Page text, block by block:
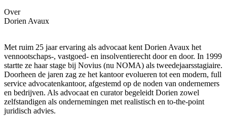
Over
Dorien Avaux
Met ruim 25 jaar ervaring als advocaat kent Dorien Avaux het
vennootschaps-, vastgoed- en insolventierecht door en door. In 1999
startte ze haar stage bij Novius (nu NOMA) als tweedejaarsstagiaire.
Doorheen de jaren zag ze het kantoor evolueren tot een modern, full
service advocatenkantoor, afgestemd op de noden van ondernemers
en bedrijven. Als advocaat en curator begeleidt Dorien zowel
zelfstandigen als ondernemingen met realistisch en to-the-point
juridisch advies.